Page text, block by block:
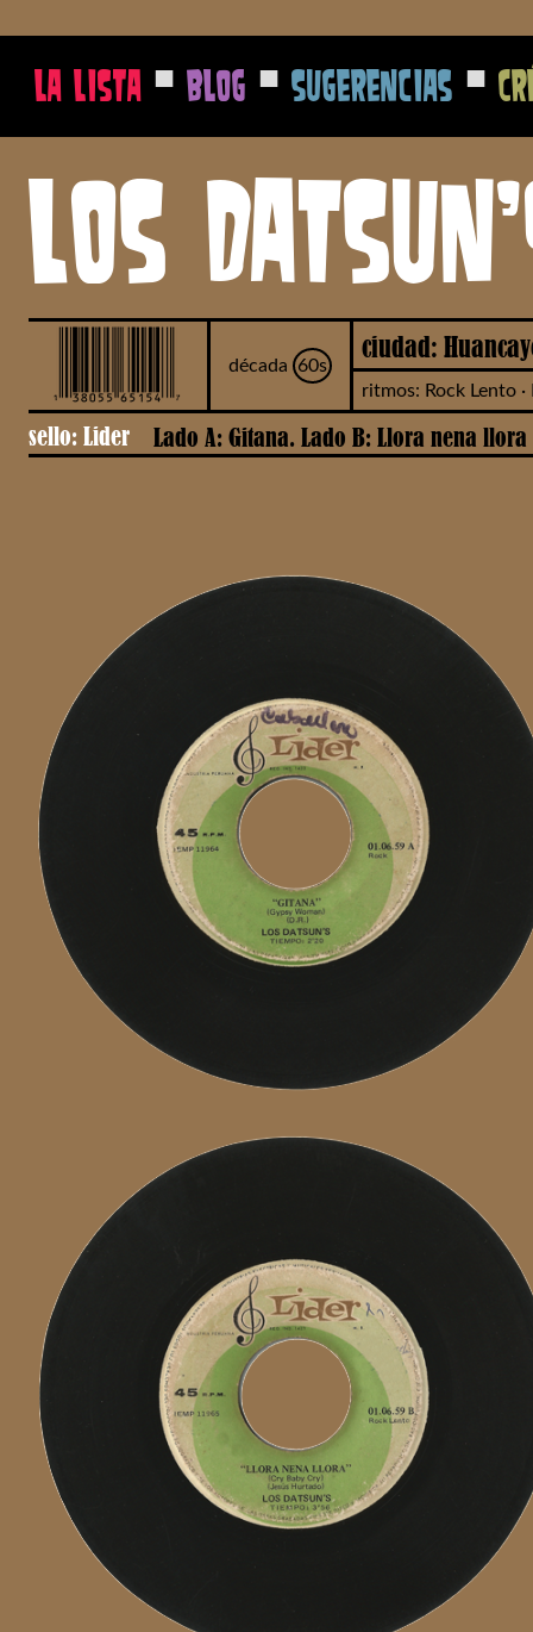
La Lista ■ Blog ■ Sugerencias ■
Los
década 60s
ciudad:
ritmos: Rock Lento ·
sello: Lider Lado A: Gitana. Lado B: Llora nena llora